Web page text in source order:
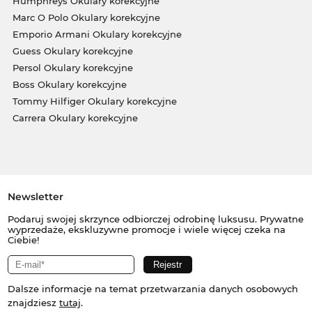
Marc O Polo Okulary korekcyjne
Emporio Armani Okulary korekcyjne
Guess Okulary korekcyjne
Persol Okulary korekcyjne
Boss Okulary korekcyjne
Tommy Hilfiger Okulary korekcyjne
Carrera Okulary korekcyjne
Newsletter
Podaruj swojej skrzynce odbiorczej odrobinę luksusu. Prywatne
wyprzedaże, ekskluzywne promocje i wiele więcej czeka na
Ciebie!
Dalsze informacje na temat przetwarzania danych osobowych
znajdziesz tutaj.